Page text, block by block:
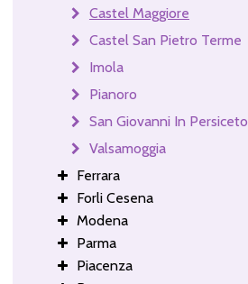
Castel Maggiore
Castel San Pietro Terme
Imola
Pianoro
San Giovanni In Persiceto
Valsamoggia
Ferrara
Forli Cesena
Modena
Parma
Piacenza